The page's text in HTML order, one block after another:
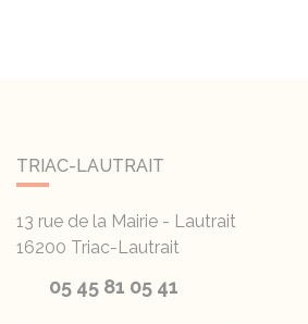
TRIAC-LAUTRAIT
13 rue de la Mairie - Lautrait
16200 Triac-Lautrait
05 45 81 05 41